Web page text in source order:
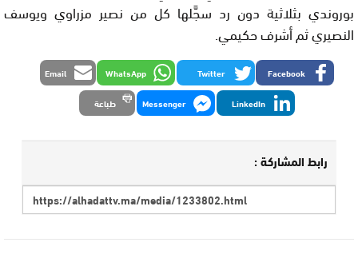
بوروندي بثلاثية دون رد سجَّلها كل من نصير مزراوي ويوسف
النصيري ثم أشرف حكيمي.
Facebook
Twitter
WhatsApp
Email
LinkedIn
Messenger طباعة
رابط المشاركة :